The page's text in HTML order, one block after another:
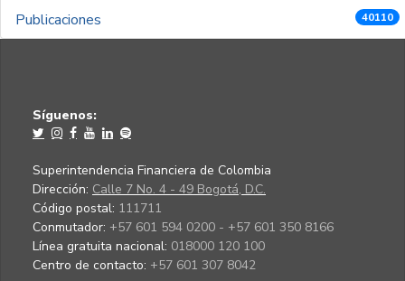
Publicaciones 40110
Síguenos:
Superintendencia Financiera de Colombia
Dirección: Calle 7 No. 4 - 49 Bogotá, D.C.
Código postal: 111711
Conmutador: +57 601 594 0200 - +57 601 350 8166
Línea gratuita nacional: 018000 120 100
Centro de contacto: +57 601 307 8042